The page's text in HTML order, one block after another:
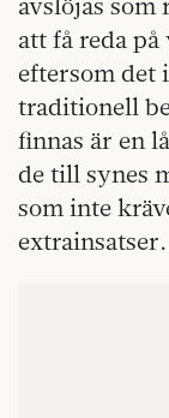
att få reda
eftersom det
traditionell
finnas är en
de till synes
som inte
extrainsatser.